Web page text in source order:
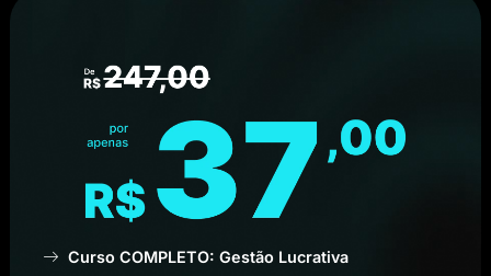
Curso COMPLETO: Gestão Lucrativa